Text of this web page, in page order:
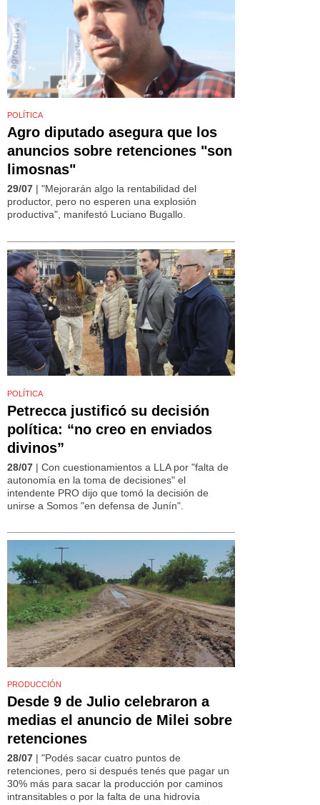
POLÍTICA
Agro diputado asegura que los
anuncios sobre retenciones "son
limosnas"
29/07 | "Mejorarán algo la rentabilidad del
productor, pero no esperen una explosión
productiva", manifestó Luciano Bugallo.
POLÍTICA
Petrecca justificó su decisión
política: “no creo en enviados
divinos”
28/07 | Con cuestionamientos a LLA por "falta de
autonomía en la toma de decisiones" el
intendente PRO dijo que tomó la decisión de
unirse a Somos "en defensa de Junín".
PRODUCCIÓN
Desde 9 de Julio celebraron a
medias el anuncio de Milei sobre
retenciones
28/07 | "Podés sacar cuatro puntos de
retenciones, pero si después tenés que pagar un
30% más para sacar la producción por caminos
intransitables o por la falta de una hidrovía